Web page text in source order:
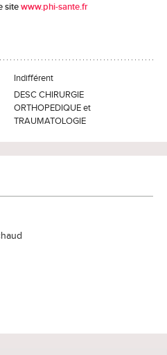
sitewww.phi-sante.fr
Indifférent
DESC CHIRURGIE
ORTHOPEDIQUE et
TRAUMATOLOGIE